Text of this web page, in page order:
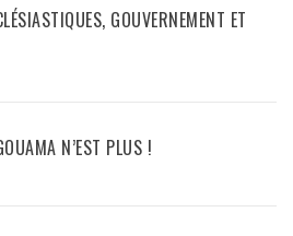
GOUVERNEMENT ET
N’EST PLUS !